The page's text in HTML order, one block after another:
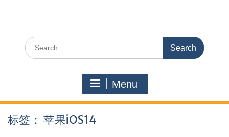
Search
for:
Menu
标签： 苹果iOS14